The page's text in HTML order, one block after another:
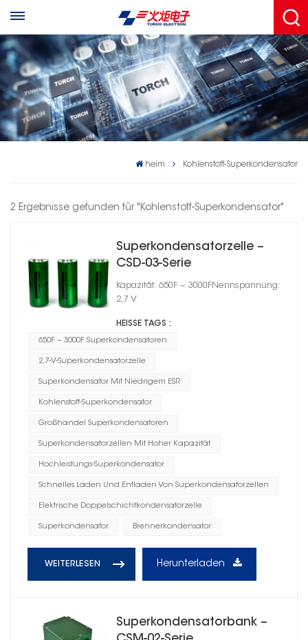
heim Kohlenstoff-Superkondensator
2 Ergebnisse gefunden für "Kohlenstoff-Superkondensator"
Superkondensatorzelle –
CSD-03-Serie
Kapazität: 650F ~ 3000FNennspannung:
2,7 V
HEISSE TAGS :
650F ~ 3000F Superkondensatoren
2,7-V-Superkondensatorzelle
Superkondensator Mit Niedrigem ESR
Kohlenstoff-Superkondensator
Großhandel Superkondensatoren
Superkondensatorzellen Mit Hoher Kapazität
Hochleistungs-Superkondensator
Schnelles Laden Und Entladen Von Superkondensatorzellen
Elektrische Doppelschichtkondensatorzelle
Superkondensator Brennerkondensator
WEITERLESEN Herunterladen
Superkondensatorbank –